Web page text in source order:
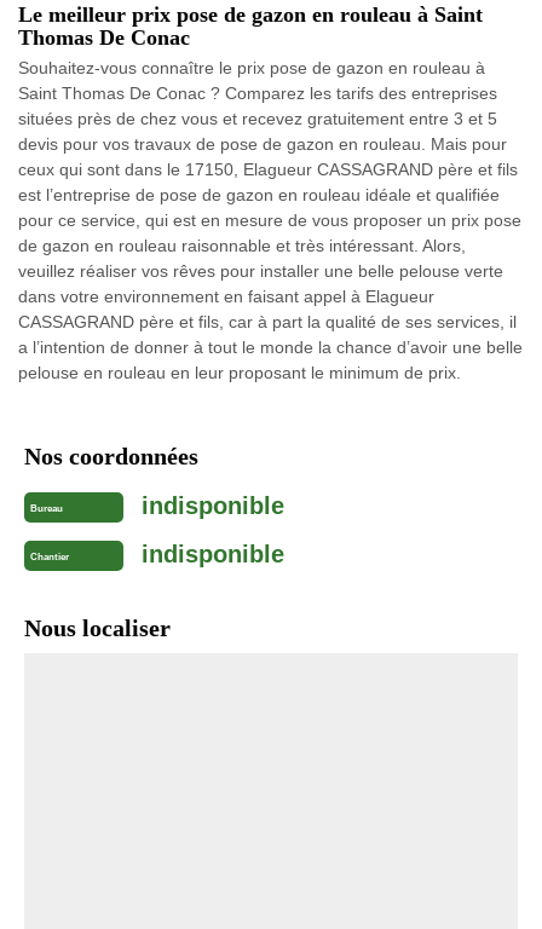
Le meilleur prix pose de gazon en rouleau à Saint
Thomas De Conac
Souhaitez-vous connaître le prix pose de gazon en rouleau à
Saint Thomas De Conac ? Comparez les tarifs des entreprises
situées près de chez vous et recevez gratuitement entre 3 et 5
devis pour vos travaux de pose de gazon en rouleau. Mais pour
ceux qui sont dans le 17150, Elagueur CASSAGRAND père et fils
est l’entreprise de pose de gazon en rouleau idéale et qualifiée
pour ce service, qui est en mesure de vous proposer un prix pose
de gazon en rouleau raisonnable et très intéressant. Alors,
veuillez réaliser vos rêves pour installer une belle pelouse verte
dans votre environnement en faisant appel à Elagueur
CASSAGRAND père et fils, car à part la qualité de ses services, il
a l’intention de donner à tout le monde la chance d’avoir une belle
pelouse en rouleau en leur proposant le minimum de prix.
Nos coordonnées
Bureau indisponible
Chantier indisponible
Nous localiser